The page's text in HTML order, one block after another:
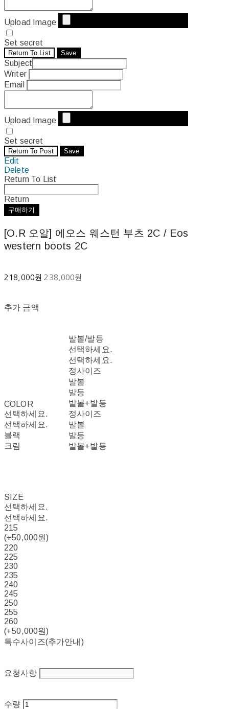
Upload Image
Set secret
Return To List Save
Subject
Writer
Email
Upload Image
Set secret
Return To Post Save
Edit
Delete
Return To List
Return
구매하기
[O.R 오알] 에오스 웨스턴 부츠 2C / Eos
western boots 2C
218,000원 238,000원
추가 금액
COLOR
선택하세요.
선택하세요.
블랙
크림
발볼/발등
선택하세요.
선택하세요.
정사이즈
발볼
발등
발볼+발등
정사이즈
발볼
발등
발볼+발등
SIZE
선택하세요.
선택하세요.
215
(+50,000원)
220
225
230
235
240
245
250
255
260
(+50,000원)
특수사이즈(추가안내)
요청사항
수량